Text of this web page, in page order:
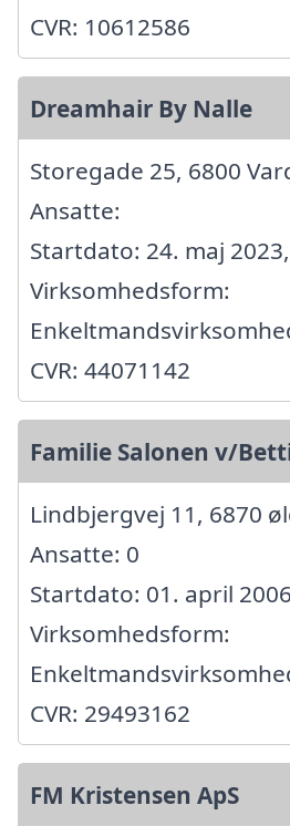
CVR: 10612586
Dreamhair By Nalle
Storegade 25, 6800
Ansatte:
Startdato: 24. maj 2023,
Virksomhedsform:
CVR: 44071142
Familie Salonen v/
Lindbjergvej 11, 6870
Ansatte: 0
Startdato: 01. april
Virksomhedsform:
CVR: 29493162
FM Kristensen ApS